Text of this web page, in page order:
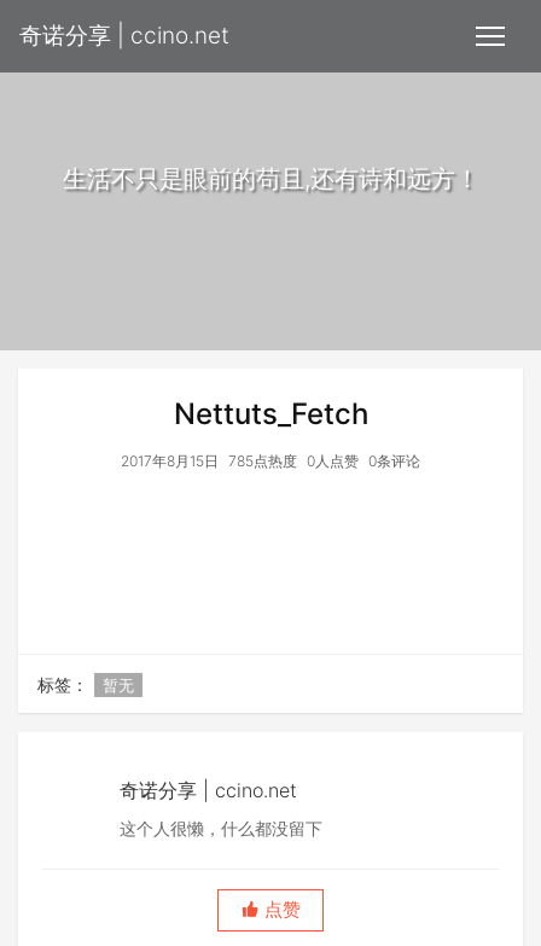
奇诺分享 | ccino.net
生活不只是眼前的苟且,还有诗和远方！
Nettuts_Fetch
2017年8月15日 785点热度 0人点赞 0条评论
标签： 暂无
奇诺分享 | ccino.net
这个人很懒，什么都没留下
点赞